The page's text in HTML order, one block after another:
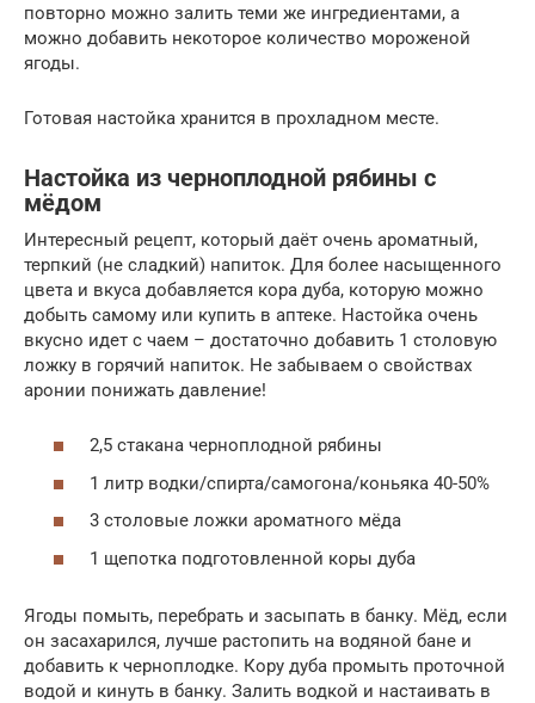
повторно можно залить теми же ингредиентами, а
можно добавить некоторое количество мороженой
ягоды.
Готовая настойка хранится в прохладном месте.
Настойка из черноплодной рябины с
мёдом
Интересный рецепт, который даёт очень ароматный,
терпкий (не сладкий) напиток. Для более насыщенного
цвета и вкуса добавляется кора дуба, которую можно
добыть самому или купить в аптеке. Настойка очень
вкусно идет с чаем – достаточно добавить 1 столовую
ложку в горячий напиток. Не забываем о свойствах
аронии понижать давление!
2,5 стакана черноплодной рябины
1 литр водки/спирта/самогона/коньяка 40-50%
3 столовые ложки ароматного мёда
1 щепотка подготовленной коры дуба
Ягоды помыть, перебрать и засыпать в банку. Мёд, если
он засахарился, лучше растопить на водяной бане и
добавить к черноплодке. Кору дуба промыть проточной
водой и кинуть в банку. Залить водкой и настаивать в